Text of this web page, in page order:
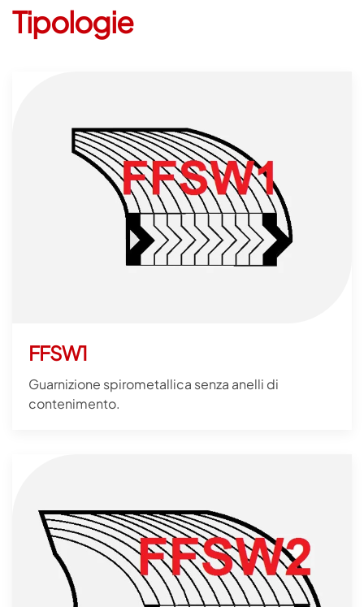
Tipologie
FFSW1
Guarnizione spirometallica senza anelli di
contenimento.